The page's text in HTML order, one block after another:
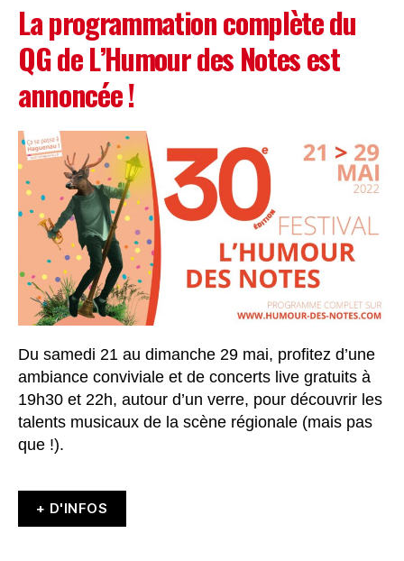
La programmation complète du
QG de L’Humour des Notes est
annoncée !
Du samedi 21 au dimanche 29 mai, profitez d’une
ambiance conviviale et de concerts live gratuits à
19h30 et 22h, autour d’un verre, pour découvrir les
talents musicaux de la scène régionale (mais pas
que !).
+ D'INFOS